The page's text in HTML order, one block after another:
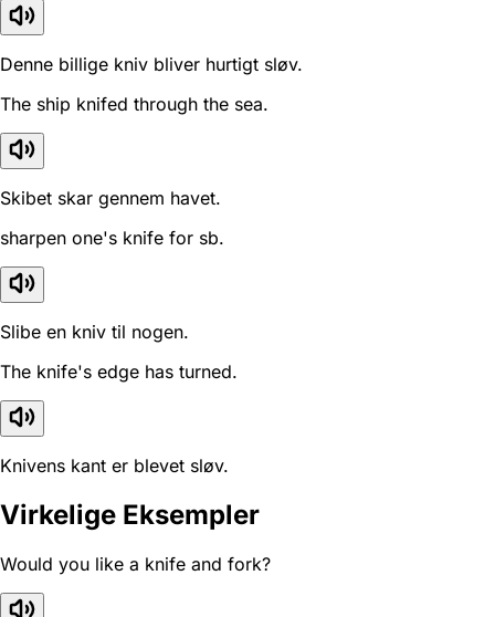
Denne billige kniv bliver hurtigt sløv.
The ship knifed through the sea.
Skibet skar gennem havet.
sharpen one's knife for sb.
Slibe en kniv til nogen.
The knife's edge has turned.
Knivens kant er blevet sløv.
Virkelige Eksempler
Would you like a knife and fork?